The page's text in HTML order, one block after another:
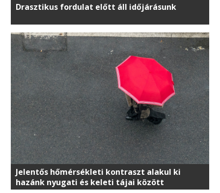
Drasztikus fordulat előtt áll időjárásunk
Jelentős hőmérsékleti kontraszt alakul ki
hazánk nyugati és keleti tájai között